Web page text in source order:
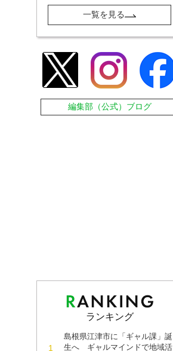
一覧を見る
編集部（公式）ブログ
ランキング
島根県江津市に「ギャル課」誕
生へ ギャルマインドで地域活